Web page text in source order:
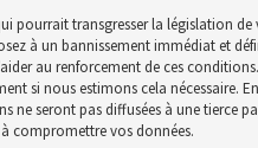
pourrait transgresser la législation de
à un bannissement immédiat et
au renforcement de ces
si nous estimons cela nécessaire.
ne seront pas diffusées à une tierce
compromettre vos données.